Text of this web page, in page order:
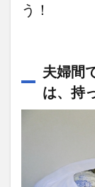
う！
夫婦間
は、持